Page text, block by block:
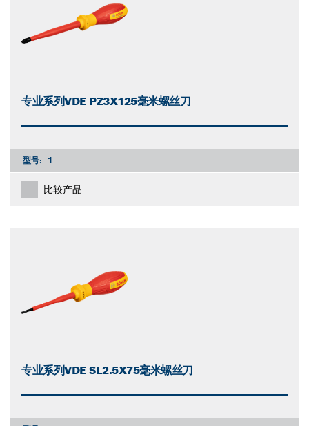
专业系列VDE PZ3X125毫米螺丝刀
型号: 1
比较产品
专业系列VDE SL2.5X75毫米螺丝刀